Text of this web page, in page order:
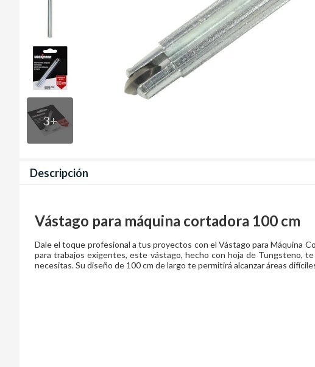
3+
Descripción
Vástago para máquina cortadora 100 cm
Dale el toque profesional a tus proyectos con el Vástago para Máquina
para trabajos exigentes, este vástago, hecho con hoja de Tungsteno,
necesitas. Su diseño de 100 cm de largo te permitirá alcanzar áreas